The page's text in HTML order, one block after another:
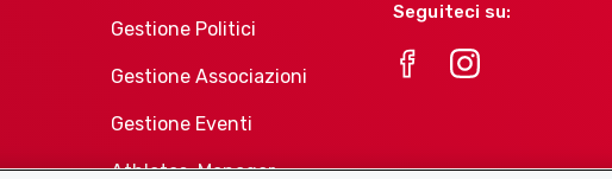
Gestione Politici
Gestione Associazioni
Gestione Eventi
Athletes-Manager
Seguiteci su: